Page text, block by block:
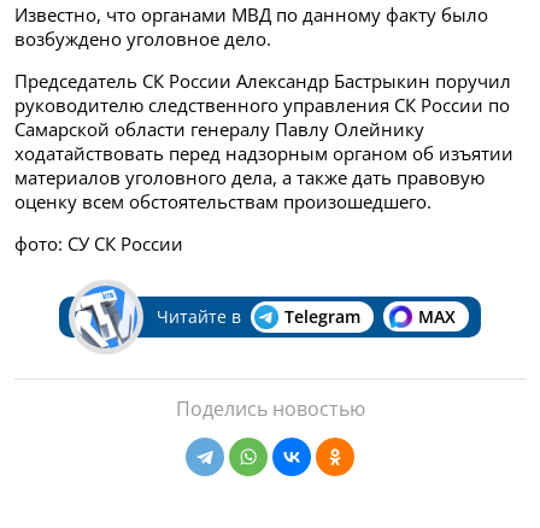
Известно, что органами МВД по данному факту было
возбуждено уголовное дело.
Председатель СК России Александр Бастрыкин поручил
руководителю следственного управления СК России по
Самарской области генералу Павлу Олейнику
ходатайствовать перед надзорным органом об изъятии
материалов уголовного дела, а также дать правовую
оценку всем обстоятельствам произошедшего.
фото: СУ СК России
Читайте в Telegram MAX
Поделись новостью